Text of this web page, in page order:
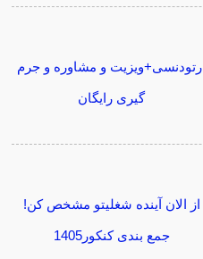
ارتودنسی+ویزیت و مشاوره و جرم
گیری رایگان
از الان آینده شغلیتو مشخص کن!
جمع بندی کنکور1405